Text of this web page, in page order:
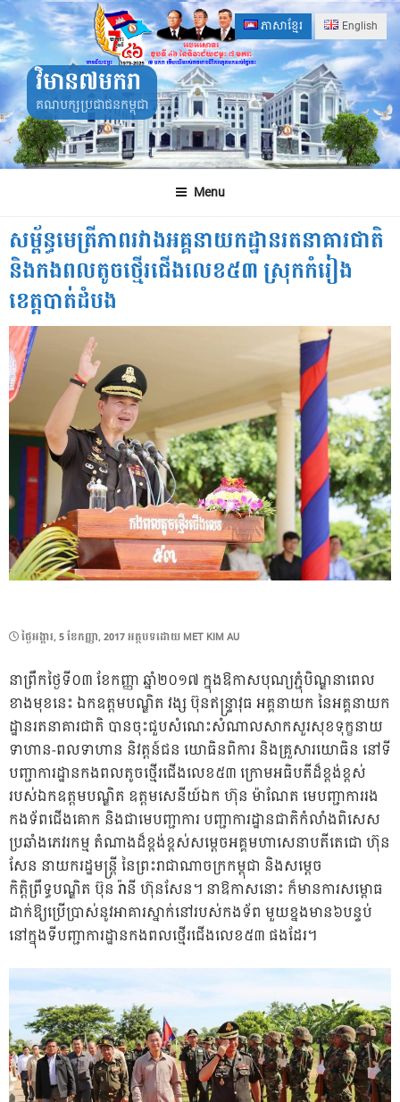
Skip
to
content
ភាសាខ្មែរ English
វិមាន៧មករា
គណបក្សប្រជាជនកម្ពុជា
Menu
សម្ព័ន្ធមេត្រីភាពរវាងអគ្គនាយកដ្ឋានរតនាគារជាតិ
និងកងពលតូចថ្មើរជើងលេខ៥៣ ស្រុកកំរៀង
ខេត្តបាត់ដំបង
POSTED
ថ្ងៃ​អង្គារ, 5 ខែ​កញ្ញា, 2017អត្ថបទដោយ MET KIM AU
នាព្រឹកថ្ងៃទី០៣ ខែកញ្ញា ឆ្នាំ២០១៧ ក្នុងឱកាសបុណ្យភ្ជុំបិណ្ឌនាពេល
ខាងមុខនេះ ឯកឧត្តមបណ្ឌិត វង្ស ប៊ុនឥន្ទ្រាវុធ អគ្គនាយក នៃអគ្គនាយក
ដ្ឋានរតនាគារជាតិ បានចុះជួបសំណេះសំណាលសាកសួរសុខទុក្ខនាយ
ទាហាន-ពលទាហាន និវត្តន៍ជន យោធិនពិការ និងគ្រួសារយោធិន នៅទី
បញ្ជាការដ្ឋានកងពលតូចថ្មើរជើងលេខ៥៣ ក្រោមអធិបតីដ៏ខ្ពង់ខ្ពស់
របស់ឯកឧត្តមបណ្ឌិត ឧត្តមសេនីយ៍ឯក ហ៊ុន ម៉ាណែត មេបញ្ជាការរង
កងទ័ពជើងគោក និងជាមេបញ្ជាការ បញ្ជាការដ្ឋានជាតិកំលាំងពិសេស
ប្រឆាំងភេវរកម្ម តំណាងដ៏ខ្ពង់ខ្ពស់សម្តេចអគ្គមហាសេនាបតីតេជោ ហ៊ុន
សែន នាយករដ្ឋមន្រ្តី នៃព្រះរាជាណាចក្រកម្ពុជា និងសម្តេច
កិត្តិព្រឹទ្ធបណ្ឌិត ប៊ុន រ៉ានី ហ៊ុនសែន។ នាឱកាសនោះ ក៏មានការសម្ពោធ
ដាក់ឱ្យប្រើប្រាស់នូវអាគារស្នាក់នៅរបស់កងទ័ព មួយខ្នងមាន៦បន្ទប់
នៅក្នុងទីបញ្ជាការដ្ឋានកងពលថ្មើរជើងលេខ៥៣ ផងដែរ។